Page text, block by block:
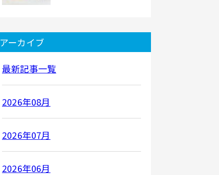
アーカイブ
最新記事一覧
2026年08月
2026年07月
2026年06月